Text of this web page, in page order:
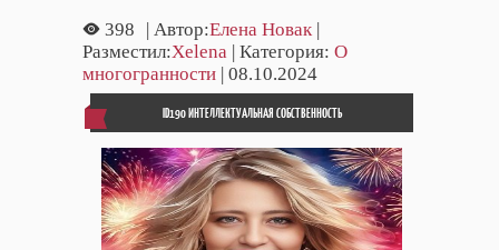
398
| Автор:Елена Новак|
Разместил:Xelena | Категория: О
многогранности | 08.10.2024
ID190 ИНТЕЛЛЕКТУАЛЬНАЯ СОБСТВЕННОСТЬ